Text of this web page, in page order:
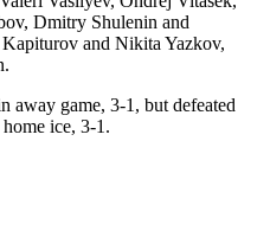
Dmitry Shulenin and
and Nikita Yazkov,
away game, 3-1, but defeated
ice, 3-1.